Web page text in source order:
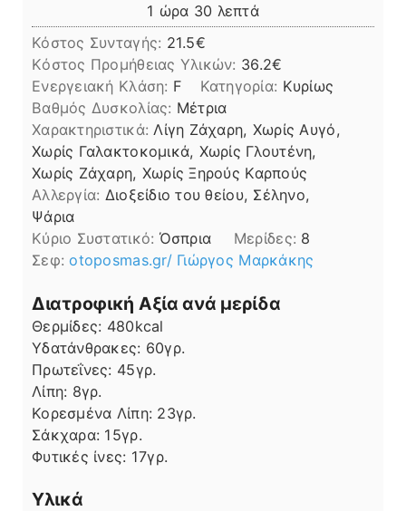
1 ώρα
ώρα 30 λεπτά
λεπτά
Κόστος Συνταγής: 21.5€
Kόστος Προμήθειας Υλικών: 36.2
Ενεργειακή Κλάση: F Κατηγορία: Κυρίως
Βαθμός Δυσκολίας: Μέτρια
Χαρακτηριστικά:Λίγη Ζάχαρη, Χωρίς Αυγό,
Χωρίς Γαλακτοκομικά, Χωρίς Γλουτένη,
Χωρίς Ζάχαρη, Χωρίς Ξηρούς Καρπούς
Αλλεργία: Διοξείδιο του θείου, Σέληνο,
Ψάρια
Kύριο Συστατικό: Όσπρια Μερίδες: 8
Σεφ:otoposmas.gr/ Γιώργος Μαρκάκης
Διατροφική Αξία ανά μερίδα
Θερμίδες: 480kcal
Υδατάνθρακες: 60γρ.
Πρωτεΐνες: 45γρ.
Λίπη
Λίπη: 8γρ.
Κορεσμένα Λίπη: 23γρ.
Σάκχαρα: 15γρ.
Φυτικές ίνες: 17γρ.
Υλικά